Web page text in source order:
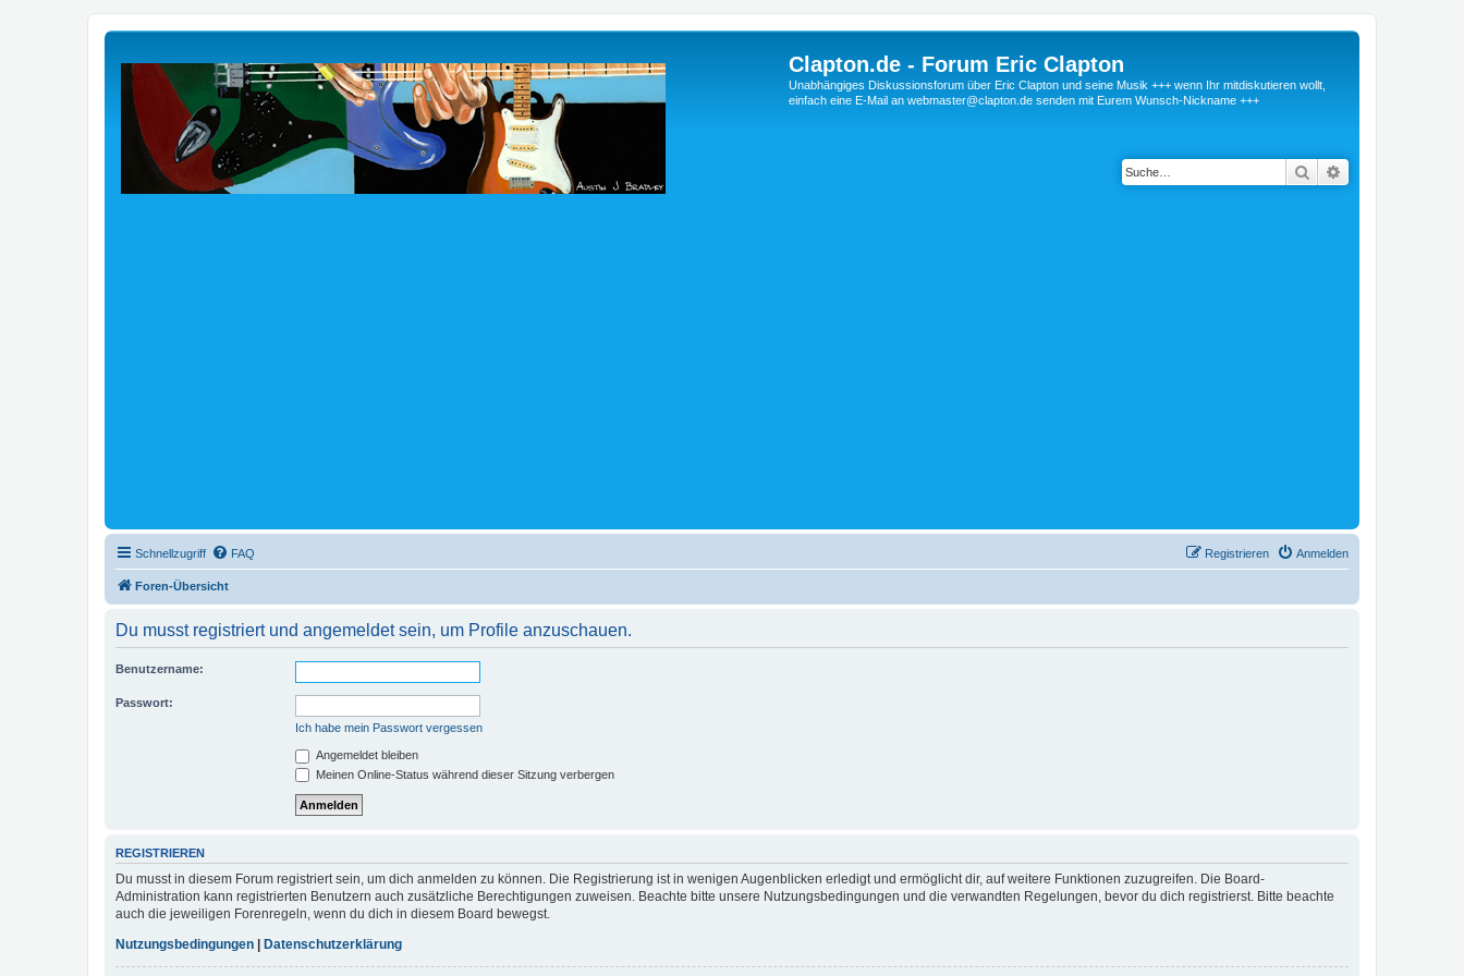
Clapton.de - Forum Eric Clapton
Unabhängiges Diskussionsforum über Eric Clapton und seine Musik +++ wenn Ihr mitdiskutieren wollt,
einfach eine E-Mail an webmaster@clapton.de senden mit Eurem Wunsch-Nickname +++
Suche
Schnellzugriff FAQ Anmelden
Registrieren
Foren-Übersicht
Du musst registriert und angemeldet sein, um Profile anzuschauen.
Benutzername:
Passwort:
Ich habe mein Passwort vergessen
Angemeldet bleiben
Meinen Online-Status während dieser Sitzung verbergen
REGISTRIEREN
Du musst in diesem Forum registriert sein, um dich anmelden zu können. Die Registrierung ist in wenigen Augenblicken erledigt und ermöglicht dir, auf weitere Funktionen zuzugreifen. Die Board-
Administration kann registrierten Benutzern auch zusätzliche Berechtigungen zuweisen. Beachte bitte unsere Nutzungsbedingungen und die verwandten Regelungen, bevor du dich registrierst. Bitte beachte
auch die jeweiligen Forenregeln, wenn du dich in diesem Board bewegst.
Nutzungsbedingungen | Datenschutzerklärung